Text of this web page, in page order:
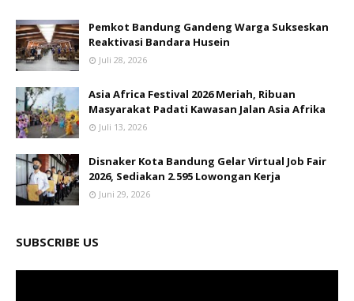
Pemkot Bandung Gandeng Warga Sukseskan
Reaktivasi Bandara Husein
Juli 28, 2026
Asia Africa Festival 2026 Meriah, Ribuan
Masyarakat Padati Kawasan Jalan Asia Afrika
Juli 13, 2026
Disnaker Kota Bandung Gelar Virtual Job Fair
2026, Sediakan 2.595 Lowongan Kerja
Juni 29, 2026
SUBSCRIBE US